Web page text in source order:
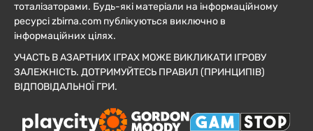
тоталізаторами. Будь-які матеріали на інформаційному
ресурсі zbirna.com публікуються виключно в
інформаційних цілях.
УЧАСТЬ В АЗАРТНИХ ІГРАХ МОЖЕ ВИКЛИКАТИ ІГРОВУ
ЗАЛЕЖНІСТЬ. ДОТРИМУЙТЕСЬ ПРАВИЛ (ПРИНЦИПІВ)
ВІДПОВІДАЛЬНОЇ ГРИ.